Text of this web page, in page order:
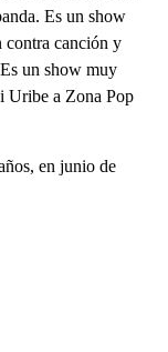
Es un show
contra canción y
un show muy
Uribe a Zona Pop
en junio de